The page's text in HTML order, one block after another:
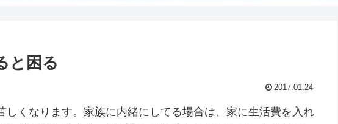
と困る
2017.01.24
しくなります。家族に内緒にしてる場合は、家に生活費を入れ